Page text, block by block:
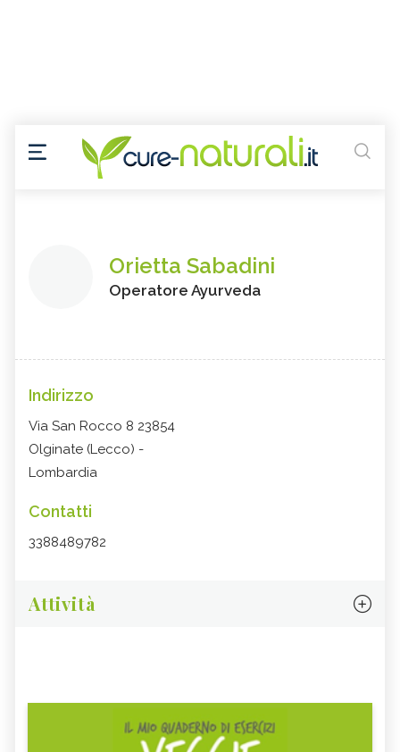
Orietta Sabadini
Operatore Ayurveda
Indirizzo
Via San Rocco 8 23854
Olginate (Lecco) -
Lombardia
Contatti
3388489782
Attività